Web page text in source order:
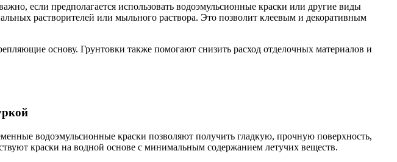
если предполагается использовать водоэмульсионные краски или другие виды
растворителей или мыльного раствора. Это позволит клеевым и декоративным
основу. Грунтовки также помогают снизить расход отделочных материалов и
водоэмульсионные краски позволяют получить гладкую, прочную поверхность,
краски на водной основе с минимальным содержанием летучих веществ.